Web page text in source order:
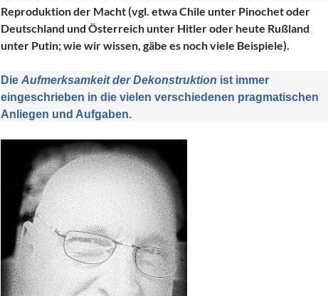
Reproduktion der Macht (vgl. etwa Chile unter Pinochet oder
Deutschland und Österreich unter Hitler oder heute Rußland
unter Putin; wie wir wissen, gäbe es noch viele Beispiele).
Die Aufmerksamkeit der Dekonstruktion ist immer
eingeschrieben in die vielen verschiedenen pragmatischen
Anliegen und Aufgaben.